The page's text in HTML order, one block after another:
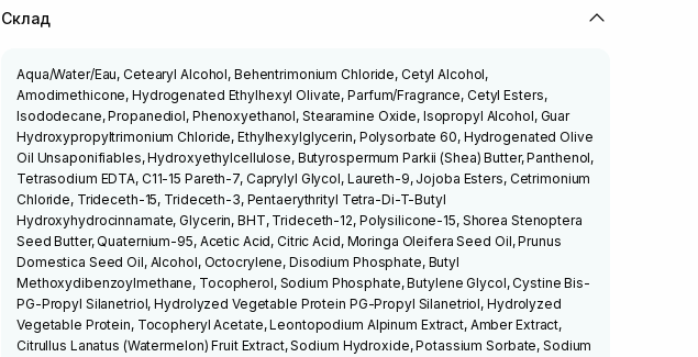
Склад
Aqua/Water/Eau, Cetearyl Alcohol, Behentrimonium Chloride, Cetyl Alcohol,
Amodimethicone, Hydrogenated Ethylhexyl Olivate, Parfum/Fragrance, Cetyl Esters,
Isododecane, Propanediol, Phenoxyethanol, Stearamine Oxide, Isopropyl Alcohol, Guar
Hydroxypropyltrimonium Chloride, Ethylhexylglycerin, Polysorbate 60, Hydrogenated Olive
Oil Unsaponifiables, Hydroxyethylcellulose, Butyrospermum Parkii (Shea) Butter, Panthenol,
Tetrasodium EDTA, C11-15 Pareth-7, Caprylyl Glycol, Laureth-9, Jojoba Esters, Cetrimonium
Chloride, Trideceth-15, Trideceth-3, Pentaerythrityl Tetra-Di-T-Butyl
Hydroxyhydrocinnamate, Glycerin, BHT, Trideceth-12, Polysilicone-15, Shorea Stenoptera
Seed Butter, Quaternium-95, Acetic Acid, Citric Acid, Moringa Oleifera Seed Oil, Prunus
Domestica Seed Oil, Alcohol, Octocrylene, Disodium Phosphate, Butyl
Methoxydibenzoylmethane, Tocopherol, Sodium Phosphate, Butylene Glycol, Cystine Bis-
PG-Propyl Silanetriol, Hydrolyzed Vegetable Protein PG-Propyl Silanetriol, Hydrolyzed
Vegetable Protein, Tocopheryl Acetate, Leontopodium Alpinum Extract, Amber Extract,
Citrullus Lanatus (Watermelon) Fruit Extract, Sodium Hydroxide, Potassium Sorbate, Sodium